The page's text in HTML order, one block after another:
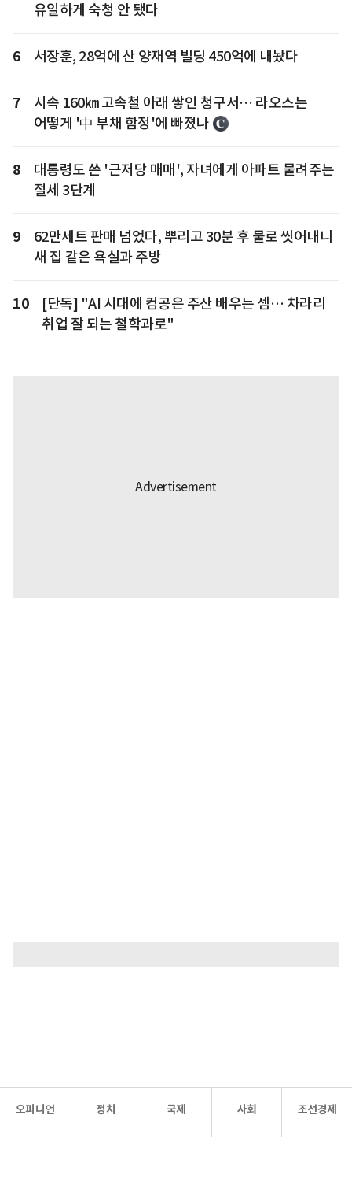
유일하게 숙청 안 됐다
6 서장훈, 28억에 산 양재역 빌딩 450억에 내놨다
7
시속 160㎞ 고속철 아래 쌓인 청구서… 라오스는
어떻게 '中 부채 함정'에 빠졌나
8
대통령도 쓴 '근저당 매매', 자녀에게 아파트 물려주는
절세 3단계
9
62만세트 판매 넘었다, 뿌리고 30분 후 물로 씻어내니
새 집 같은 욕실과 주방
10
[단독] "AI 시대에 컴공은 주산 배우는 셈… 차라리
취업 잘 되는 철학과로"
오피니언 정치 국제 사회 조선경제